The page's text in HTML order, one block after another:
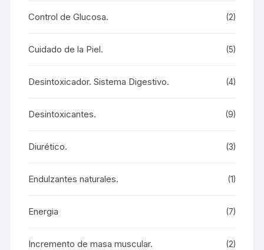
Control de Glucosa. (2)
Cuidado de la Piel. (5)
Desintoxicador. Sistema Digestivo. (4)
Desintoxicantes. (9)
Diurético. (3)
Endulzantes naturales. (1)
Energia (7)
Incremento de masa muscular. (2)